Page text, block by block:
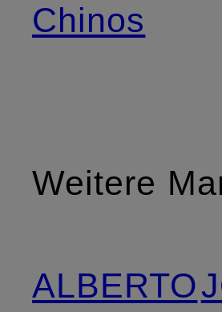
Chinos
Weitere
ALBERTO